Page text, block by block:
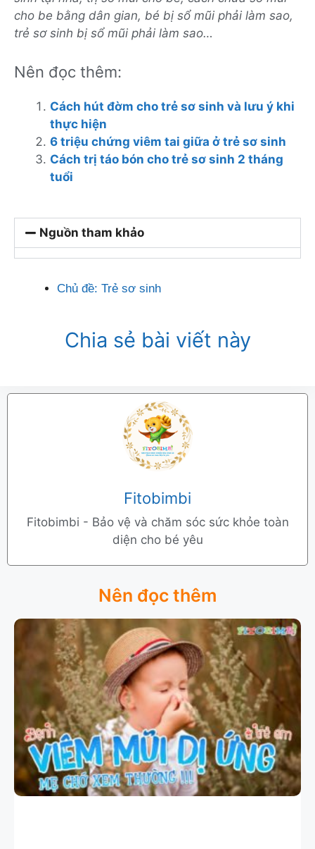
cho be bằng dân gian, bé bị sổ mũi phải làm sao,
trẻ sơ sinh bị sổ mũi phải làm sao…
Nên đọc thêm:
Cách hút đờm cho trẻ sơ sinh và lưu ý khi
thực hiện
6 triệu chứng viêm tai giữa ở trẻ sơ sinh
Cách trị táo bón cho trẻ sơ sinh 2 tháng
tuổi
Nguồn tham khảo
Chủ đề: Trẻ sơ sinh
Chia sẻ bài viết này
Fitobimbi
Fitobimbi - Bảo vệ và chăm sóc sức khỏe toàn
diện cho bé yêu
Nên đọc thêm